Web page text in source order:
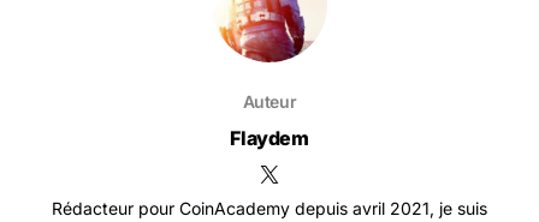
Auteur
Flaydem
Rédacteur pour CoinAcademy depuis avril 2021, je suis